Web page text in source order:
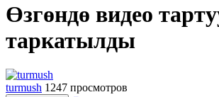
Өзгөндө видео
таркатылды
turmush 1247 просмотров